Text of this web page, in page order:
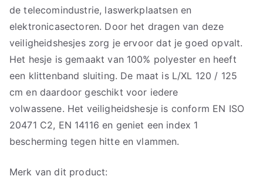
de telecomindustrie, laswerkplaatsen en
elektronicasectoren. Door het dragen van deze
veiligheidshesjes zorg je ervoor dat je goed opvalt.
Het hesje is gemaakt van 100% polyester en heeft
een klittenband sluiting. De maat is L/XL 120 / 125
cm en daardoor geschikt voor iedere
volwassene. Het veiligheidshesje is conform EN ISO
20471 C2, EN 14116 en geniet een index 1
bescherming tegen hitte en vlammen.
Merk van dit product: